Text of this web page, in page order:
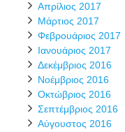
Απρίλιος 2017
Μάρτιος 2017
Φεβρουάριος 2017
Ιανουάριος 2017
Δεκέμβριος 2016
Νοέμβριος 2016
Οκτώβριος 2016
Σεπτέμβριος 2016
Αύγουστος 2016